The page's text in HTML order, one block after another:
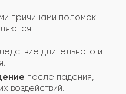
причинами поломок
длительного и
после падения,
воздействий.